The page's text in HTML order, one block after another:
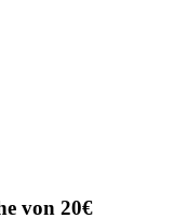
von 20€